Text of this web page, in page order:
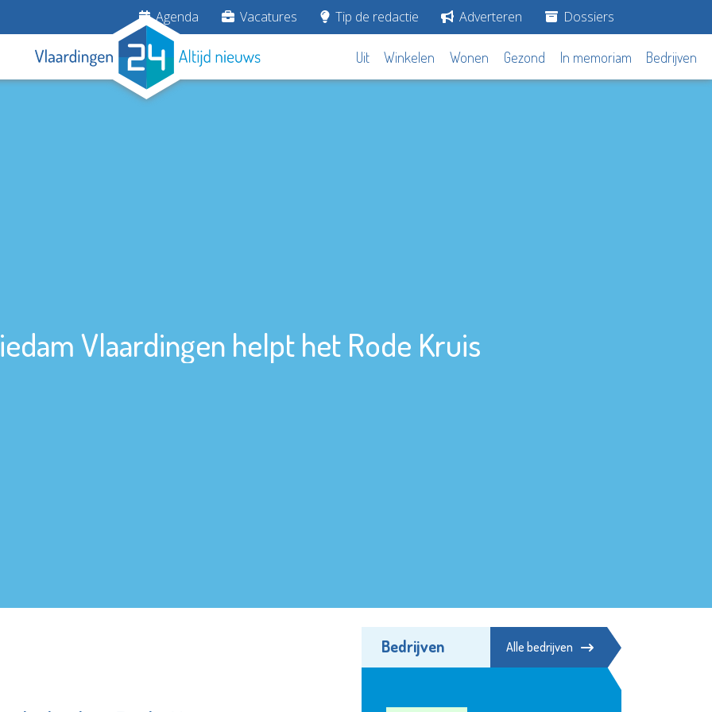
Agenda Vacatures Tip de redactie Adverteren Dossiers
Uit Winkelen Wonen Gezond In memoriam Bedrijven
Vlaardingen helpt het Rode Kruis
Bedrijven Alle bedrijven